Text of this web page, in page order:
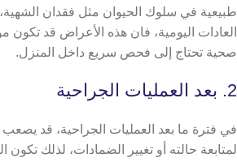
طبيعية في سلوك الحيوان مثل فقدان
العادات اليومية، فان هذه الأعراض قد
صحية تحتاج إلى فحص سريع داخل المنزل.
2. بعد العمليات الجراحية
في فترة ما بعد العمليات الجراحية، قد يصعب
لمتابعة حالته أو تغيير الضمادات، لذلك تكون